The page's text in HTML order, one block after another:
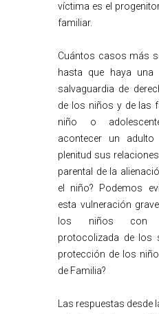
víctima es el
familiar.
Cuántos casos más
hasta que haya una
salvaguardia de
de los niños y de las
niño o
acontecer un
plenitud sus
parental de la
el niño? Podemos
esta vulneración
los niños con
protocolizada de los
protección de los
de Familia?
Las respuestas